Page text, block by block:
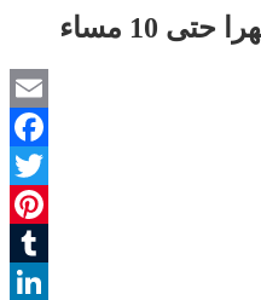
Email
Facebook
Twitter
Pinterest
Tumblr